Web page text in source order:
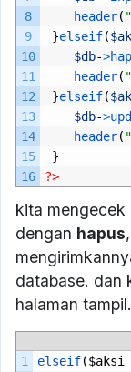
8
9
10
11
12
13
14
15
16
header(
}elseif(
$db->
header(
}elseif(
$db->
header(
}
?>
kita mengecek
dengan hapus
database. dan
halaman
1
elseif($aksi